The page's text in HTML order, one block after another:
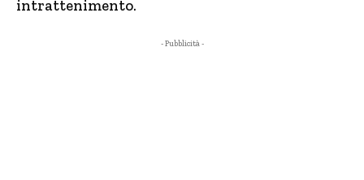
intrattenimento.
- Pubblicità -